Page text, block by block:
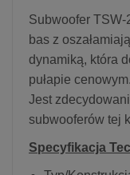
Subwoofer TSW-
bas z
dynamiką, która
pułapie cenowym.
Jest
subwooferów tej
Specyfikacja